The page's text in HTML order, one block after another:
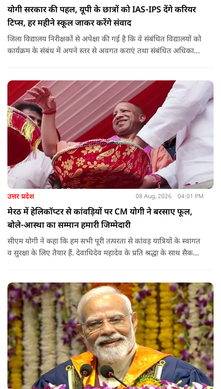
योगी सरकार की पहल, यूपी के छात्रों को IAS-IPS देंगे करियर
टिप्स, हर महीने स्कूल जाकर करेंगे संवाद
जिला विद्यालय निरीक्षकों से अपेक्षा की गई है कि वे संबंधित विद्यालयों को
कार्यक्रम के संबंध में अपने स्तर से अवगत कराएं तथा संबंधित अधिकारी
मुख्य सचिव, माध्यमिक शिक्षा, पार्थ सारथी सेन शर्मा ने बताया कि मुख्य
सचिव, उत्तर प्रदेश शासन, की ओर से सभी जिलाधिकारियों को जारी
निर्देश में कहा गया है कि प्रत्येक जिले में तैनात आईएएस, आईपीएस, और
आईएफएस के युवा अधिकारी हर माह कम से कम एक इंटरमीडिएट स्तर
के विद्यालय का भ्रमण कर विद्यार्थियों के साथ संवाद स्थापित करें.
उत्तर प्रदेश 08 Aug, 2026 04:01 PM
मेरठ में हेलिकॉप्टर से कांवड़ियों पर CM योगी ने बरसाए फूल,
बोले-आस्था का सम्मान हमारी जिम्मेदारी
सीएम योगी ने कहा कि हम सभी पूरी तत्परता से कांवड़ यात्रियों के स्वागत
व सुरक्षा के लिए तैयार हैं. देवाधिदेव महादेव के प्रति श्रद्धा के साथ सैकड़ों
पात, क्षेत्र व प्रांत की सीमाओं से ऊपर उठकर उनकी हर श्वांस शिव के नाम
है.